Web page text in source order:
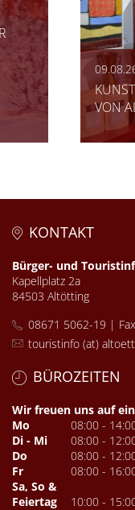
VON
KONTAKT
Bürger- und
Kapellplatz 2a
84503 Altötting
08671 5062-19 |
touristinfo (at)
BÜROZEITEN
Wir freuen uns auf
Mo
08:00 -
Di - Mi
08:00 -
Do
08:00 -
Fr
08:00 -
Sa, So &
Feiertag
10:00 -